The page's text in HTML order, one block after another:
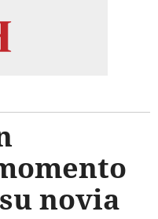
novia